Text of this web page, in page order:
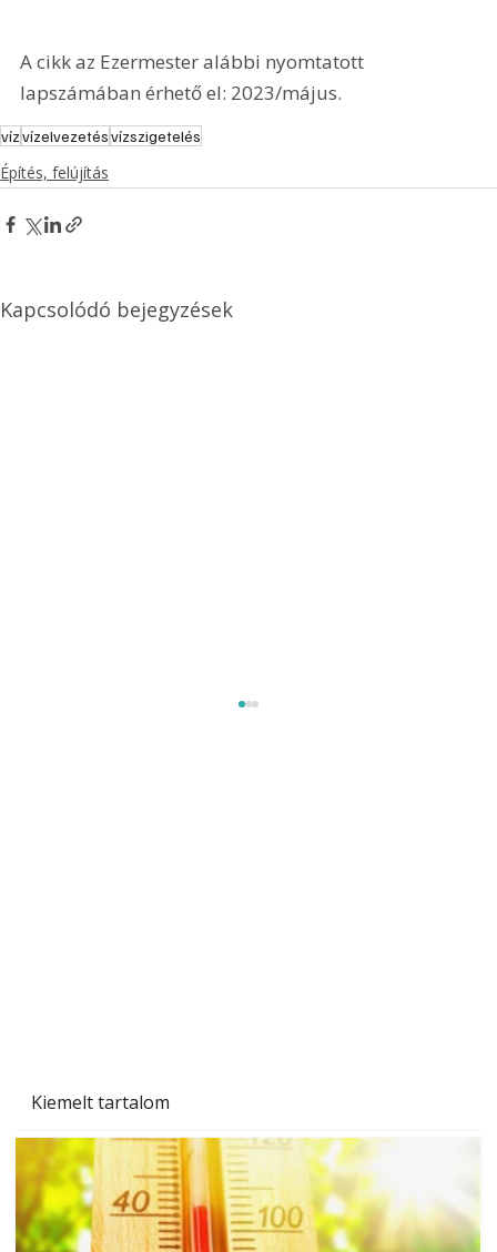
Kiemelt tartalom
A cikk az Ezermester alábbi nyomtatott
lapszámában érhető el: 2023/május.
vízvízelvezetésvízszigetelés
Építés, felújítás
Kapcsolódó bejegyzések